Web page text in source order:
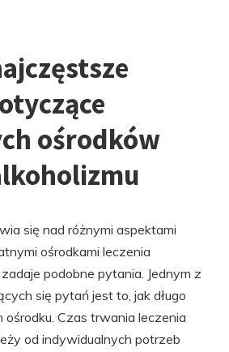
ośrodków
się nad różnymi aspektami
ośrodkami leczenia
podobne pytania. Jednym z
się pytań jest to, jak długo
Czas trwania leczenia
od indywidualnych potrzeb